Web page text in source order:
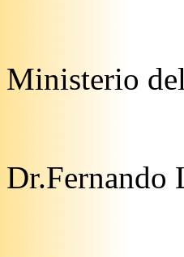
Ministerio
Dr.Fernando